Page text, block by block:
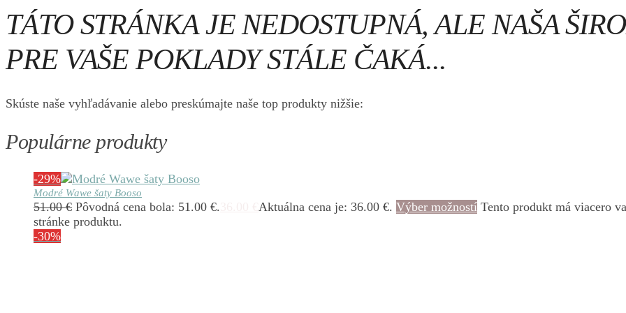
TÁTO STRÁNKA JE NEDOSTUPNÁ, ALE NAŠA
PRE VAŠE POKLADY STÁLE ČAKÁ...
Skúste naše vyhľadávanie alebo preskúmajte naše top produkty nižšie:
Populárne produkty
-29%
Modré Wawe šaty Booso
51.00€ Pôvodná cena bola: 51.00 €. Aktuálna cena je: 36.00 €. Výber možností Tento produkt má viacero
stránke produktu.
-30%